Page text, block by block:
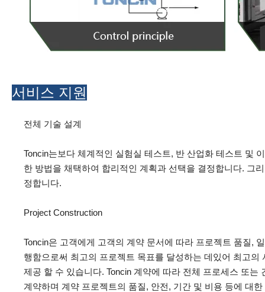
서비스 지원
전체 기술 설계
Toncin는보다 체계적인 실험실 테스트, 반 산업화 테스트 및
한 방법을 채택하여 합리적인 계획과 선택을 결정합니다. 그
정합니다.
Project Construction
Toncin은 고객에게 고객의 계약 문서에 따라 프로젝트 품질,
행함으로써 최고의 프로젝트 목표를 달성하는 데있어 최고
제공 할 수 있습니다. Toncin 계약에 따라 전체 프로세스 또
계약하며 계약 프로젝트의 품질, 안전, 기간 및 비용 등에 대